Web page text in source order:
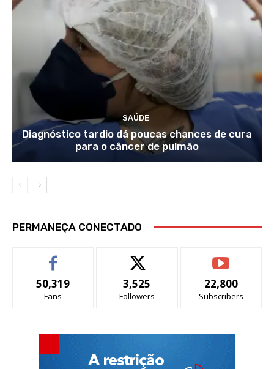
SAÚDE
Diagnóstico tardio dá poucas chances de cura
para o câncer de pulmão
PERMANEÇA CONECTADO
50,319
Fans
3,525
Followers
22,800
Subscribers